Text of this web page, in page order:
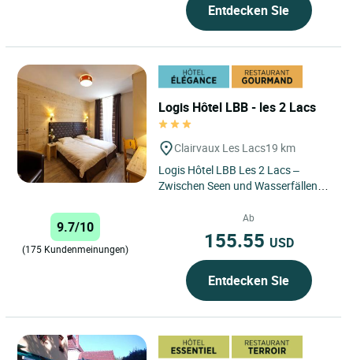
Entdecken Sie
Logis Hôtel LBB - les 2 Lacs
Clairvaux Les Lacs19 km
Logis Hôtel LBB Les 2 Lacs –
Zwischen Seen und Wasserfällen
einem Hotel eine Auszeit...
9.7/10
(175 Kundenmeinungen)
Ab
155.55 USD
Entdecken Sie